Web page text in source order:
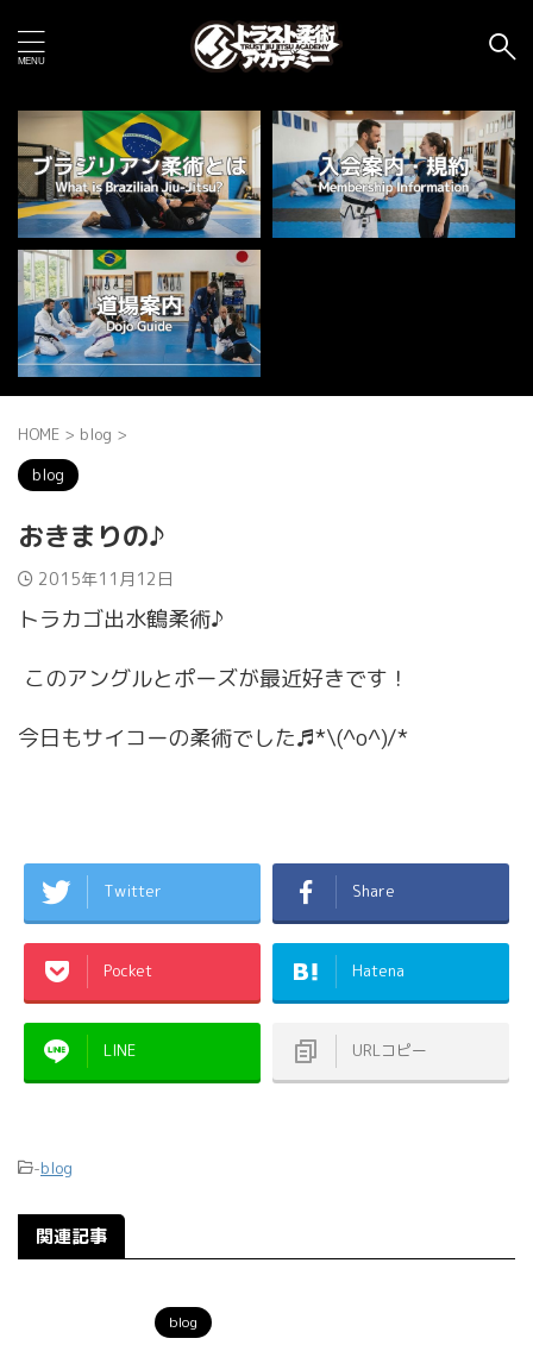
HOME > blog >
blog
おきまりの♪
2015年11月12日
トラカゴ出水鶴柔術♪
このアングルとポーズが最近好きです！
今日もサイコーの柔術でした♬*\(^o^)/*
Twitter Share
Pocket Hatena
LINE URLコピー
-blog
関連記事
blog